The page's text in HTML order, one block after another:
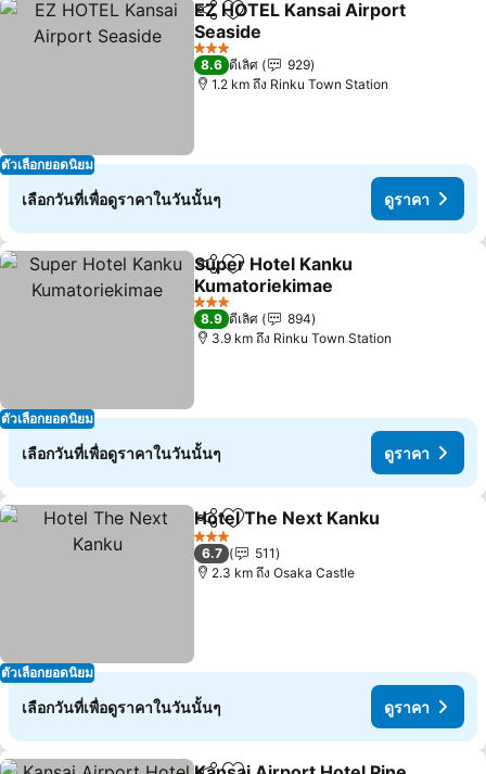
ตัวเลือกยอดนิยม
แชร์ เพิ่มในรายการโปรด
EZ HOTEL Kansai Airport
Seaside
3 ดาว
8.6 ดีเลิศ
929
1.2 km ถึง Rinku Town Station
เลือกวันที่เพื่อดูราคาในวันนั้นๆ ดูราคา
ตัวเลือกยอดนิยม
แชร์ เพิ่มในรายการโปรด
Super Hotel Kanku
Kumatoriekimae
3 ดาว
8.9 ดีเลิศ
894
3.9 km ถึง Rinku Town Station
เลือกวันที่เพื่อดูราคาในวันนั้นๆ ดูราคา
ตัวเลือกยอดนิยม
แชร์ เพิ่มในรายการโปรด
Hotel The Next Kanku
3 ดาว
6.7
511
2.3 km ถึง Osaka Castle
เลือกวันที่เพื่อดูราคาในวันนั้นๆ ดูราคา